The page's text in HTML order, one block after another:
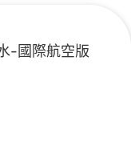
-國際航空版